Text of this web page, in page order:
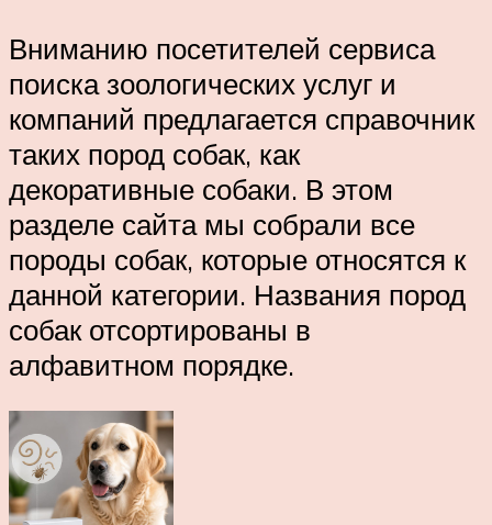
Вниманию посетителей сервиса
поиска зоологических услуг и
компаний предлагается справочник
таких пород собак, как
декоративные собаки. В этом
разделе сайта мы собрали все
породы собак, которые относятся к
данной категории. Названия пород
собак отсортированы в
алфавитном порядке.